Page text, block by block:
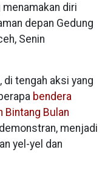
diri
depan Gedung
Senin
tengah aksi yang
bendera
Bintang Bulan
menjadi
yel-yel dan